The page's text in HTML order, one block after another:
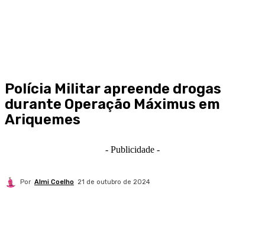
Polícia Militar apreende drogas
durante Operação Máximus em
Ariquemes
- Publicidade -
Por Almi Coelho 21 de outubro de 2024